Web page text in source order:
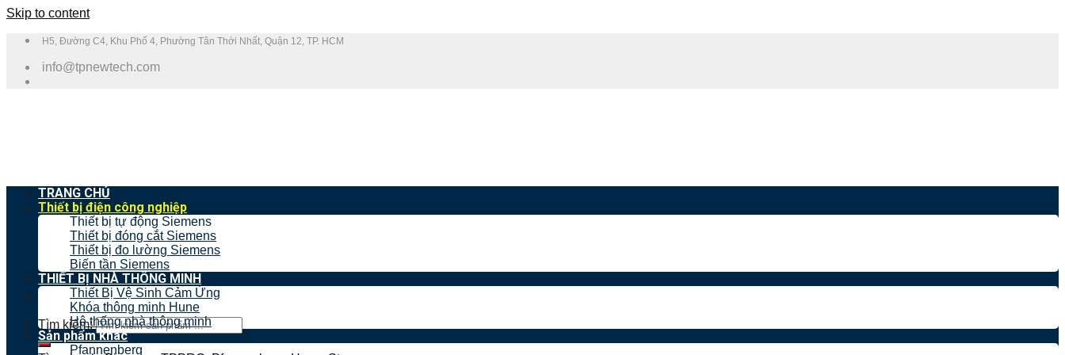
Skip to content
H5, Đường C4, Khu Phố 4, Phường Tân Thới Nhất, Quận 12, TP. HCM
info@tpnewtech.com
Tìm kiếm:
TRANG CHỦ
Thiết bị điện công nghiệp
Thiết bị tự động Siemens
Thiết bị đóng cắt Siemens
Thiết bị đo lường Siemens
Biến tần Siemens
THIẾT BỊ NHÀ THÔNG MINH
Thiết Bị Vệ Sinh Cảm Ứng
Khóa thông minh Hune
Hệ thống nhà thông minh
Sản phẩm khác
Pfannenberg